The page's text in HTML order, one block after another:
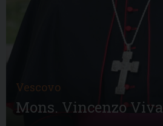
Vescovo
Mons. Vincenzo Viva